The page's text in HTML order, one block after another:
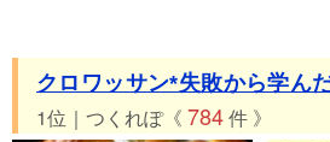
クロワッサン*失敗から学ん
1位｜つくれぽ《 784件 》